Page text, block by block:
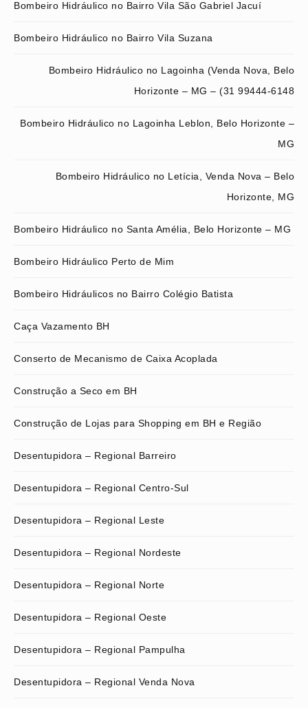
Bombeiro Hidráulico no Bairro Vila São Gabriel Jacuí
Bombeiro Hidráulico no Bairro Vila Suzana
Bombeiro Hidráulico no Lagoinha (Venda Nova, Belo
Horizonte – MG – (31 99444-6148
Bombeiro Hidráulico no Lagoinha Leblon, Belo Horizonte –
MG
Bombeiro Hidráulico no Letícia, Venda Nova – Belo
Horizonte, MG
Bombeiro Hidráulico no Santa Amélia, Belo Horizonte – MG
Bombeiro Hidráulico Perto de Mim
Bombeiro Hidráulicos no Bairro Colégio Batista
Caça Vazamento BH
Conserto de Mecanismo de Caixa Acoplada
Construção a Seco em BH
Construção de Lojas para Shopping em BH e Região
Desentupidora – Regional Barreiro
Desentupidora – Regional Centro-Sul
Desentupidora – Regional Leste
Desentupidora – Regional Nordeste
Desentupidora – Regional Norte
Desentupidora – Regional Oeste
Desentupidora – Regional Pampulha
Desentupidora – Regional Venda Nova